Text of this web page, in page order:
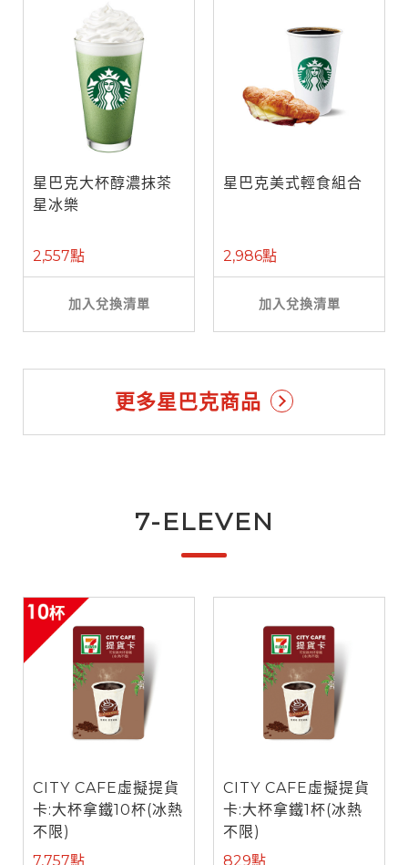
星巴克大杯醇濃抹茶
星冰樂
2,557點
加入兌換清單
星巴克美式輕食組合
2,986點
加入兌換清單
更多星巴克商品
7-ELEVEN
CITY CAFE虛擬提貨
卡:大杯拿鐵10杯(冰熱
不限)
7,757點
CITY CAFE虛擬提貨
卡:大杯拿鐵1杯(冰熱
不限)
829點